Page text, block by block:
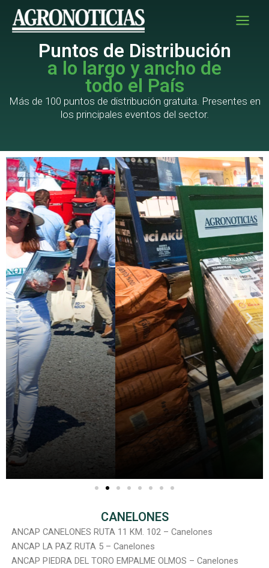
contenido
Puntos de Distribución
a lo largo y ancho de
todo el País
Más de 100 puntos de distribución gratuita. Presentes en
los principales eventos del sector.
CANELONES
ANCAP CANELONES RUTA 11 KM. 102 – Canelones
ANCAP LA PAZ RUTA 5 – Canelones
ANCAP PIEDRA DEL TORO EMPALME OLMOS – Canelones